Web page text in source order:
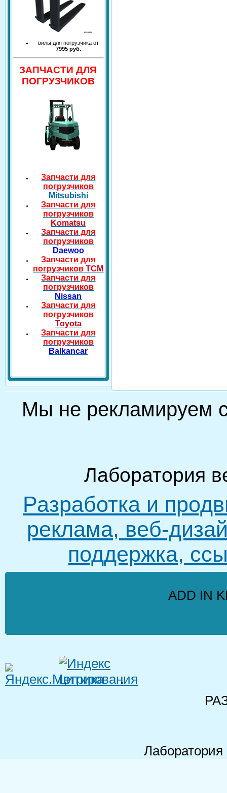
вилы для погрузчика от
7995 руб.
ЗАПЧАСТИ ДЛЯ
ПОГРУЗЧИКОВ
Запчасти для
погрузчиков
Mitsubishi
Запчасти для
погрузчиков
Komatsu
Запчасти для
погрузчиков
Daewoo
Запчасти для
погрузчиков TCM
Запчасти для
погрузчиков
Nissan
Запчасти для
погрузчиков
Toyota
Запчасти для
погрузчиков
Balkancar
Мы не
Лаборатория
Разработка и
реклама, веб-
поддержка,
ADD IN
.